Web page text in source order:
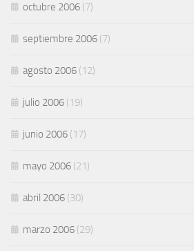
octubre 2006 (7)
septiembre 2006 (7)
agosto 2006 (12)
julio 2006 (19)
junio 2006 (17)
mayo 2006 (21)
abril 2006 (30)
marzo 2006 (29)